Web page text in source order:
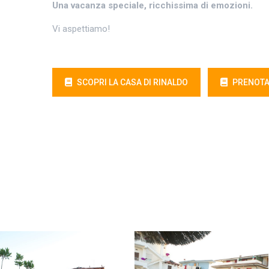
Una vacanza speciale, ricchissima di emozioni.
Vi aspettiamo!
SCOPRI LA CASA DI RINALDO